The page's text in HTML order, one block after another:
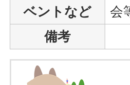
ベントなど
会
備考